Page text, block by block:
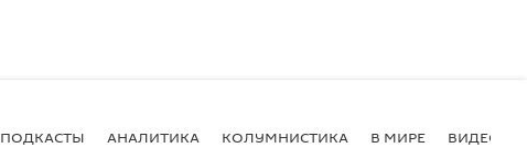
ПОДКАСТЫ АНАЛИТИКА КОЛУМНИСТИКА В МИРЕ ВИДЕО